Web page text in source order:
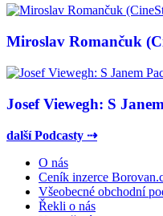
Miroslav Romančuk
Josef Viewegh: S
další Podcasty ⇢
O nás
Ceník inzerce
Všeobecné obchodní
Řekli o nás